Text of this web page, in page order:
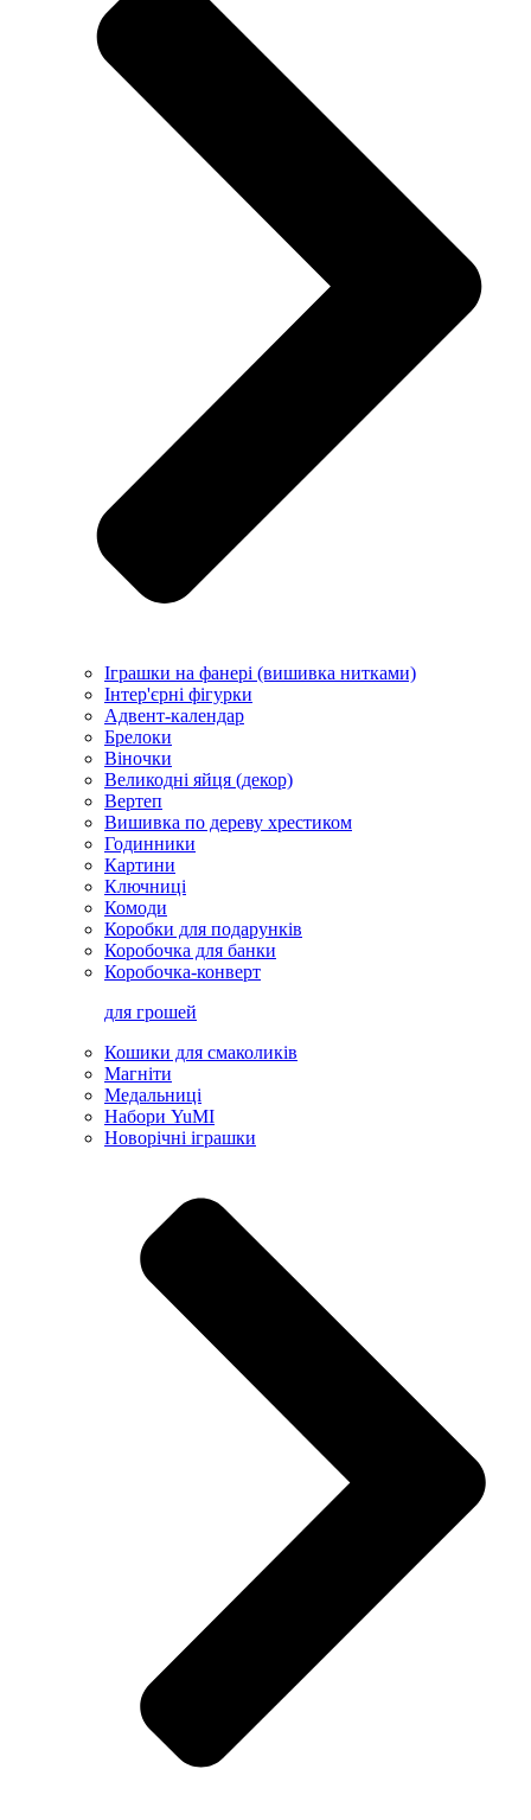
Іграшки на фанері (вишивка нитками)
Інтер'єрні фігурки
Адвент-календар
Брелоки
Віночки
Великодні яйця (декор)
Вертеп
Вишивка по дереву хрестиком
Годинники
Картини
Ключниці
Комоди
Коробки для подарунків
Коробочка для банки
Коробочка-конверт
для грошей
Кошики для смаколиків
Магніти
Медальниці
Набори YuMI
Новорічні іграшки